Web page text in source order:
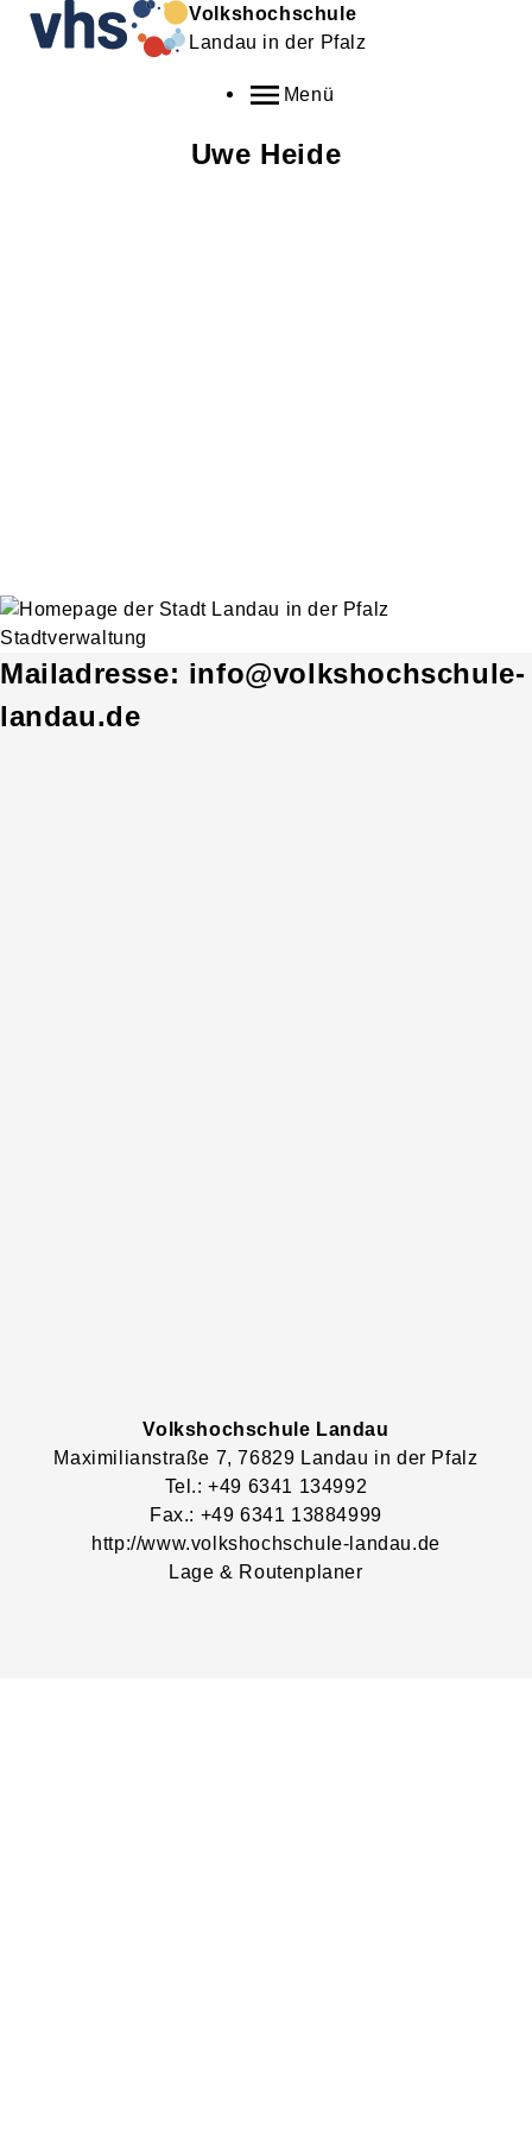
Volkshochschule
Landau in der Pfalz
Menü
Uwe Heide
Mailadresse: info@volkshochschule-
landau.de
Volkshochschule Landau
Maximilianstraße 7, 76829 Landau in der Pfalz
Tel.: +49 6341 134992
Fax.: +49 6341 13884999
http://www.volkshochschule-landau.de
Lage & Routenplaner